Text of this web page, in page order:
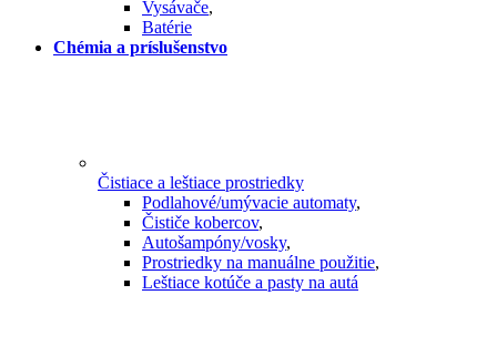
Vysávače,
Batérie
Chémia a príslušenstvo
Čistiace a leštiace prostriedky
Podlahové/umývacie automaty,
Čističe kobercov,
Autošampóny/vosky,
Prostriedky na manuálne použitie,
Leštiace kotúče a pasty na autá